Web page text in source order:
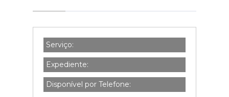
Serviço:
Expediente:
Disponível por Telefone: